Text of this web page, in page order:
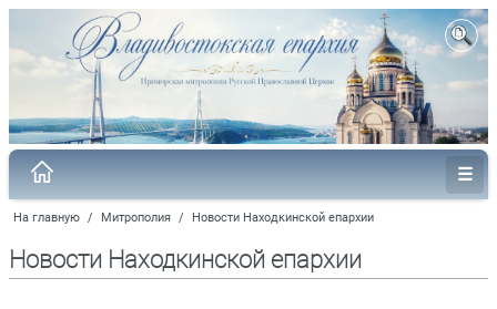
На главную / Митрополия / Новости Находкинской епархии
Новости Находкинской епархии